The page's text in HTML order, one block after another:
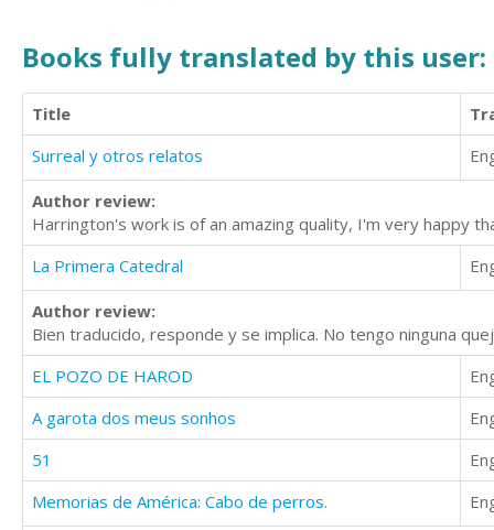
Books fully translated by this user:
Title
Surreal y otros relatos
Author review:
Harrington's work is of an amazing quality, I'm very happy
La Primera Catedral
Author review:
Bien traducido, responde y se implica. No tengo ninguna
EL POZO DE HAROD
A garota dos meus sonhos
51
Memorias de América: Cabo de perros.